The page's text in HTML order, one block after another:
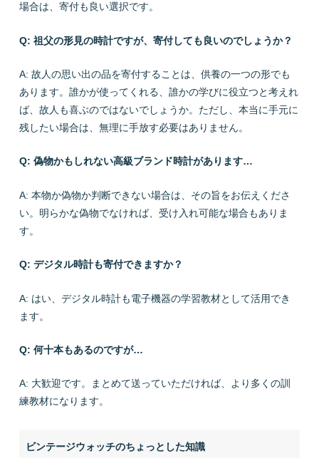
場合は、寄付も良い選択です。
Q: 祖父の形見の時計ですが、寄付しても良いのでしょうか？
A: 故人の思い出の品を寄付することは、供養の一つの形でも
あります。誰かが使ってくれる、誰かの学びに役立つと考えれ
ば、故人も喜ぶのではないでしょうか。ただし、本当に手元に
残したい場合は、無理に手放す必要はありません。
Q: 偽物かもしれない高級ブランド時計があります…
A: 本物か偽物か判断できない場合は、その旨をお伝えくださ
い。明らかな偽物でなければ、受け入れ可能な場合もありま
す。
Q: デジタル時計も寄付できますか？
A: はい、デジタル時計も電子機器の学習教材として活用でき
ます。
Q: 何十本もあるのですが…
A: 大歓迎です。まとめて送っていただければ、より多くの訓
練教材になります。
ビンテージウォッチのちょっとした知識